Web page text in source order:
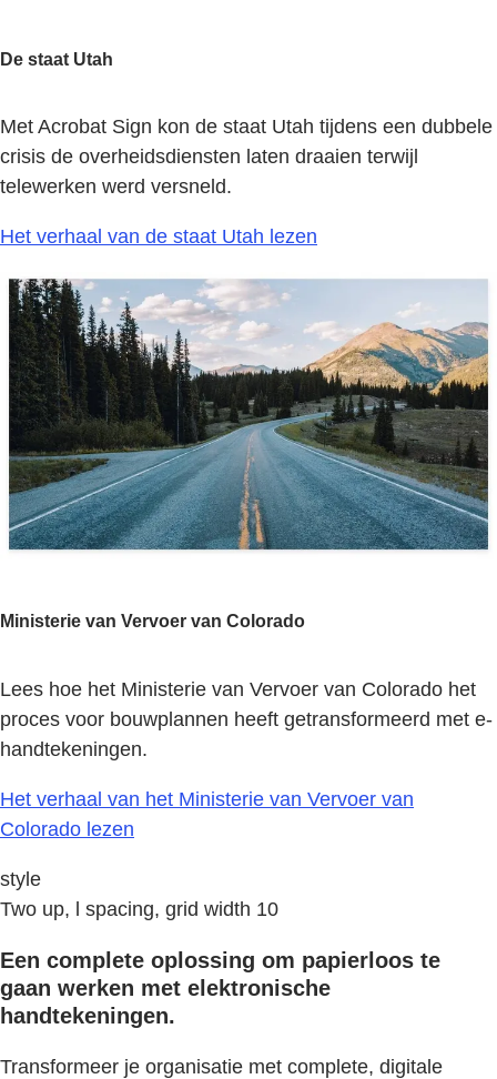
De staat Utah
Met Acrobat Sign kon de staat Utah tijdens een dubbele
crisis de overheidsdiensten laten draaien terwijl
telewerken werd versneld.
Het verhaal van de staat Utah lezen
Ministerie van Vervoer van Colorado
Lees hoe het Ministerie van Vervoer van Colorado het
proces voor bouwplannen heeft getransformeerd met e-
handtekeningen.
Het verhaal van het Ministerie van Vervoer van
Colorado lezen
style
Two up, l spacing, grid width 10
Een complete oplossing om papierloos te
gaan werken met elektronische
handtekeningen.
Transformeer je organisatie met complete, digitale